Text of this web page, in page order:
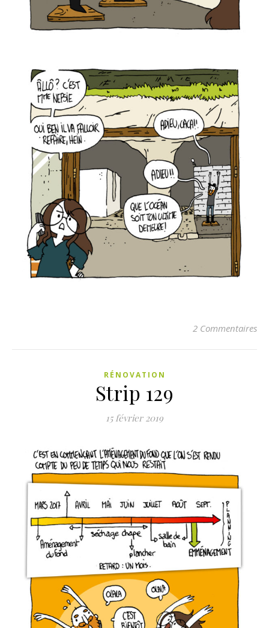
2 Commentaires
RÉNOVATION
Strip 129
15 février 2019